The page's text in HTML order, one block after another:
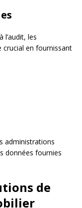
l’audit, les
crucial en fournissant
administrations
données fournies
de